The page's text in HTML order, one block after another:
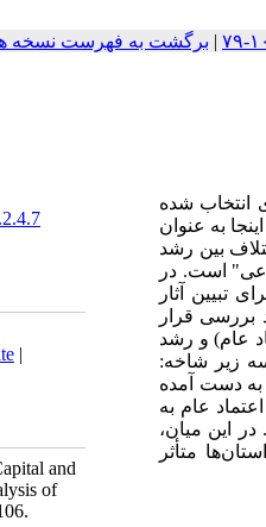
| برگشت به فهرست نسخه
|
and
of
انتخاب شده
به عنوان
بین رشد
است. در
تبیین آثار
سپس در یک آزمون تجربی این رابطه برای استان‌های ایران در سال 1380، مورد بررسی قرار
و اعتماد عام) و رشد
زیر شاخه:
به دست آمده
عام به
این میان،
متأثر